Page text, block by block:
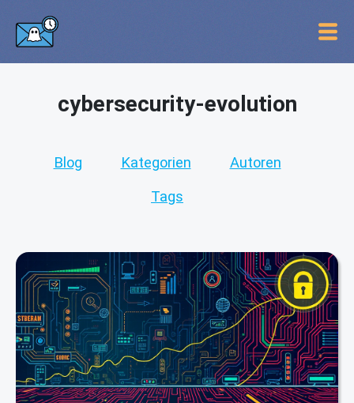
cybersecurity-evolution
Blog Kategorien Autoren
Tags